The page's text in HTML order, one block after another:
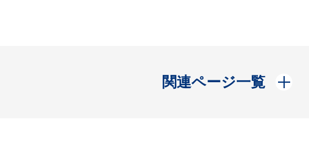
関連ページ一覧
開く